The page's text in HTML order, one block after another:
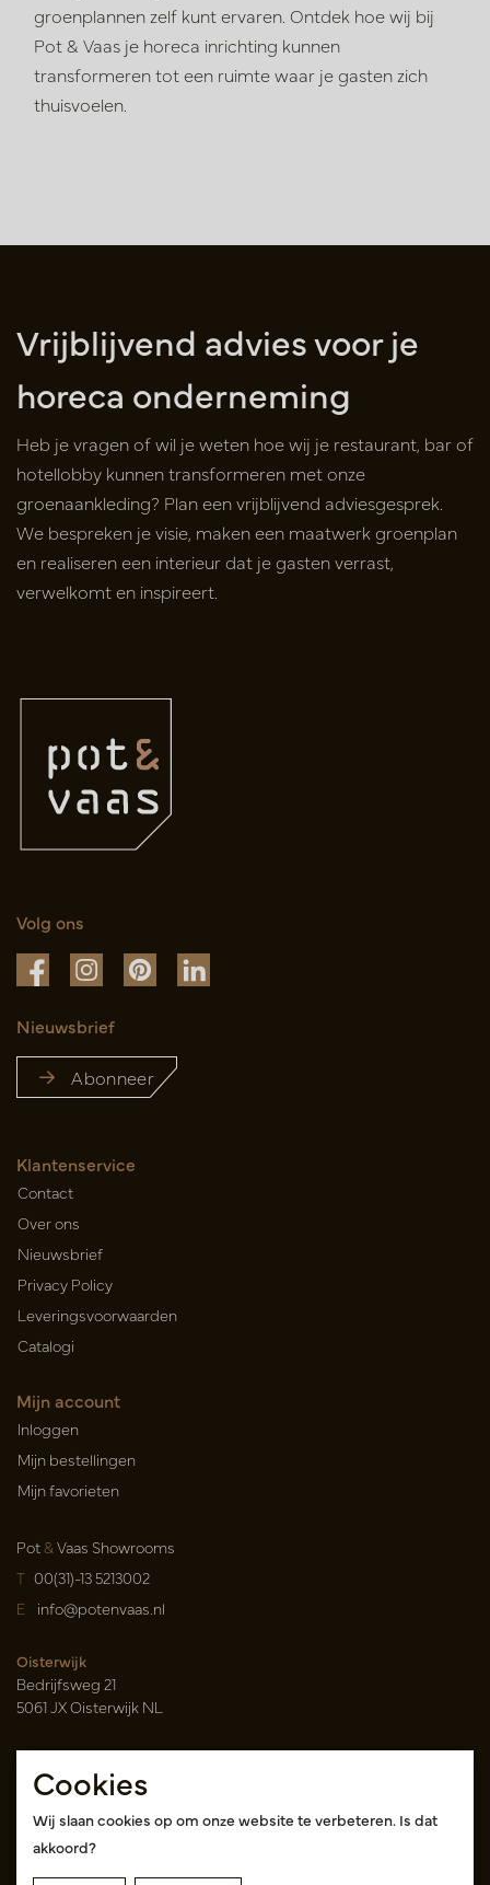
groenplannen zelf kunt ervaren. Ontdek hoe wij bij
Pot & Vaas je horeca inrichting kunnen
transformeren tot een ruimte waar je gasten zich
thuisvoelen.
Vrijblijvend advies voor je
horeca onderneming
Heb je vragen of wil je weten hoe wij je restaurant, bar of
hotellobby kunnen transformeren met onze
groenaankleding? Plan een vrijblijvend adviesgesprek.
We bespreken je visie, maken een maatwerk groenplan
en realiseren een interieur dat je gasten verrast,
verwelkomt en inspireert.
Volg ons
Nieuwsbrief
Abonneer
Klantenservice
Contact
Over ons
Nieuwsbrief
Privacy Policy
Leveringsvoorwaarden
Catalogi
Mijn account
Inloggen
Mijn bestellingen
Mijn favorieten
Pot&Vaas Showrooms
T 00(31)-13 5213002
E info@potenvaas.nl
Oisterwijk
Bedrijfsweg 21
5061 JX Oisterwijk NL
Openingstijden
Maandag t/m vrijdag 09.00-17.00 uur
(uitsluitend op afspraak)
Cash & Carry Tica Aalsmeer
Randweg 155
Cookies
Wij slaan cookies op om onze website te verbeteren. Is dat
akkoord?